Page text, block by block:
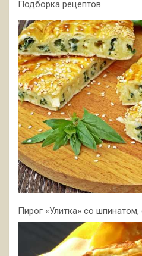
Подборка рецептов
Пирог «Улитка» со